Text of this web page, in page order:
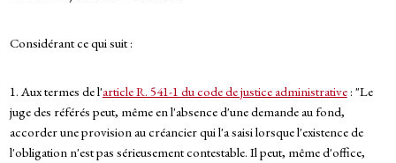
Considérant ce qui suit :
1. Aux termes de l'article R. 541-1 du code de justice administrative: "Le
juge des référés peut, même en l'absence d'une demande au fond,
accorder une provision au créancier qui l'a saisi lorsque l'existence de
l'obligation n'est pas sérieusement contestable. Il peut, même d'office,